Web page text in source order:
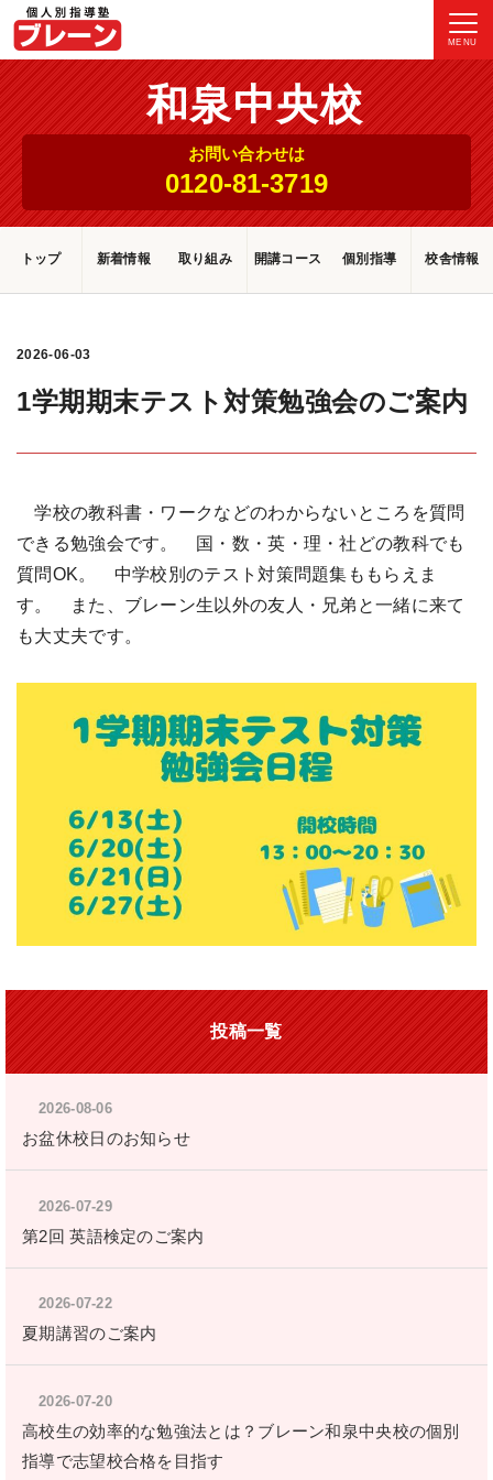
MENU
和泉中央校
お問い合わせは
0120-81-3719
トップ 新着情報 取り組み 開講コース 個別指導 校舎情報
2026-06-03
1学期期末テスト対策勉強会のご案内
学校の教科書・ワークなどのわからないところを質問
できる勉強会です。 国・数・英・理・社どの教科でも
質問OK。 中学校別のテスト対策問題集ももらえま
す。 また、ブレーン生以外の友人・兄弟と一緒に来て
も大丈夫です。
投稿一覧
2026-08-06
お盆休校日のお知らせ
2026-07-29
第2回 英語検定のご案内
2026-07-22
夏期講習のご案内
2026-07-20
高校生の効率的な勉強法とは？ブレーン和泉中央校の個別
指導で志望校合格を目指す